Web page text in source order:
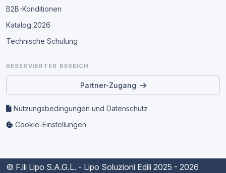
B2B-Konditionen
Katalog 2026
Technische Schulung
RESERVIERTER BEREICH
Partner-Zugang
Nutzungsbedingungen und Datenschutz
Cookie-Einstellungen
© F.lli Lipo S.A.G.L. - Lipo Soluzioni Edili 2025 - 2026